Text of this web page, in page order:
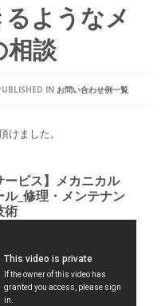
ようなメ
相談
IN お問い合わせ例一覧
けました。
ービス】メカニカル
ル_修理・メンテナン
術